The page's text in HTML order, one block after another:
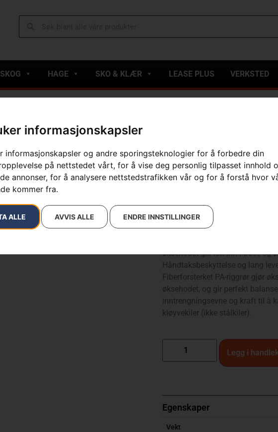
informasjonskapsler
informasjonskapsler og andre sporingsteknologier for å forbedre din
på nettstedet vårt, for å vise deg personlig tilpasset innhold
annonser, for å analysere nettstedstrafikken vår og for å forstå hvor
kommer fra.
ALLE AVVIS ALLE ENDRE INNSTILLINGER
SKOG HAGE SKO & KLÆR LEASE PLUS VERKSTED
Husqvarna
Artikelnummer:
580761201
Kategorier:
E-handel Økser
Varemerke:Husqvarna
1 229
En kraftig universaløks laget for
skogsarbeid. Øksehodet har
øksehodet glir lett inn i treet, og
Håndtaksbeskyttelse og lang
Fiberforsterket PA-riggrør gjør
øksehodet, og gir perfekt
inntrengningsevne og kraft til å
kløyvekiler (ikke stålkiler).
Legg i
Egenskaper
Vekt